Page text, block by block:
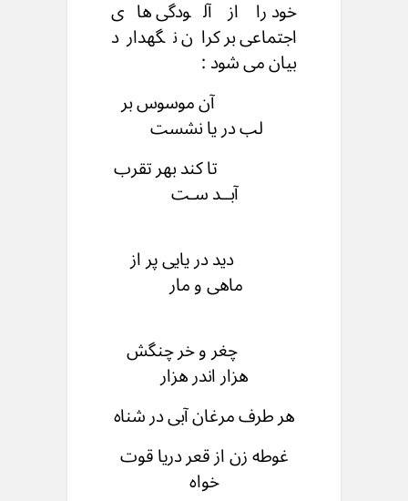
خود را از آلودگی های
اجتماعی بر کران نگهدارد
بیان می شود :
آن موسوس بر
لب در یا نشست
تا کند بهر تقرب
آبــد سـت
دید در یایی پر از
ماهی و مار
چغر و خر چنگش
هزار اندر هزار
هر طرف مرغان آبی در شناه
غوطه زن از قعر دریا قوت
خواه